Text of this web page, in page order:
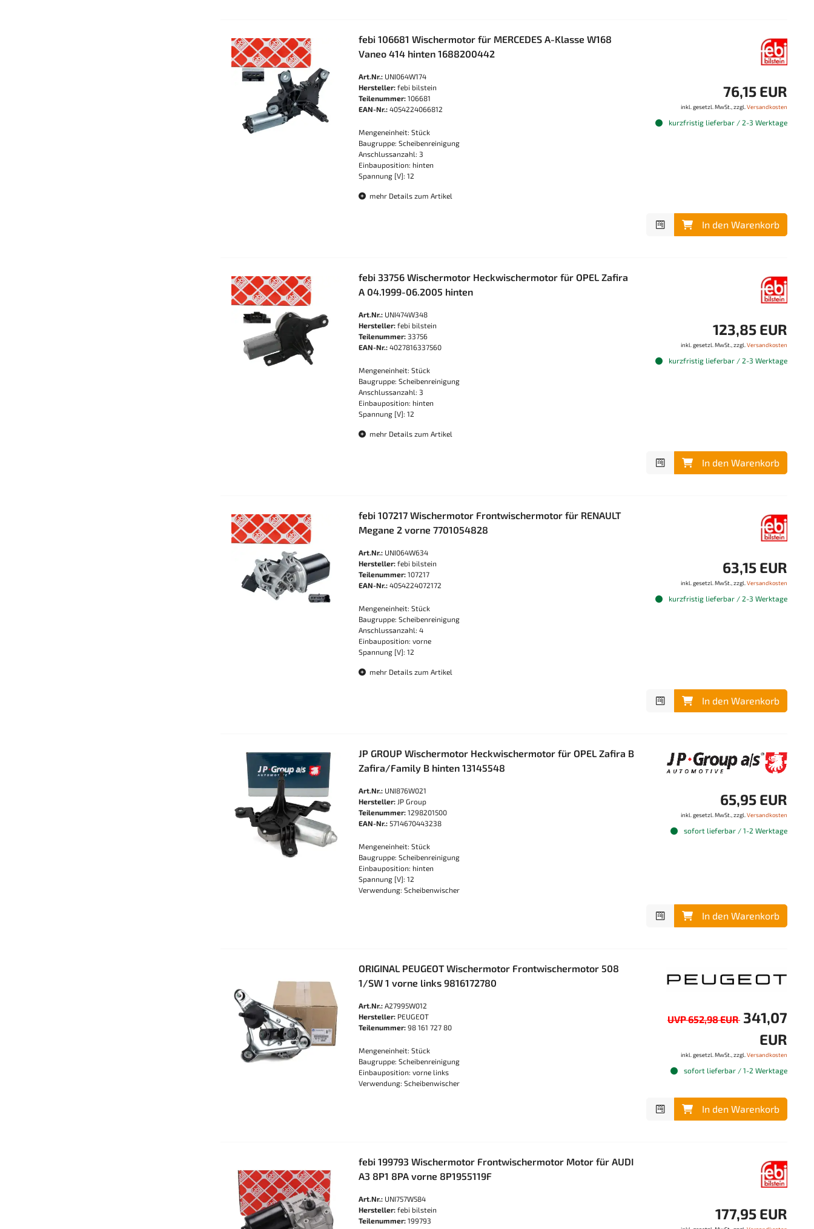
febi 106681 Wischermotor für MERCEDES A-Klasse W168
Vaneo 414 hinten 1688200442
Art.Nr.: UNI064W174
Hersteller: febi bilstein
Teilenummer: 106681
EAN-Nr.: 4054224066812
Mengeneinheit: Stück
Baugruppe: Scheibenreinigung
Anschlussanzahl: 3
Einbauposition: hinten
Spannung [V]: 12
mehr Details zum Artikel
76,15 EUR
inkl. gesetzl. MwSt., zzgl. Versandkosten
kurzfristig lieferbar / 2-3 Werktage
In den Warenkorb
febi 33756 Wischermotor Heckwischermotor für OPEL Zafira
A 04.1999-06.2005 hinten
Art.Nr.: UNI474W348
Hersteller: febi bilstein
Teilenummer: 33756
EAN-Nr.: 4027816337560
Mengeneinheit: Stück
Baugruppe: Scheibenreinigung
Anschlussanzahl: 3
Einbauposition: hinten
Spannung [V]: 12
mehr Details zum Artikel
123,85 EUR
inkl. gesetzl. MwSt., zzgl. Versandkosten
kurzfristig lieferbar / 2-3 Werktage
In den Warenkorb
febi 107217 Wischermotor Frontwischermotor für RENAULT
Megane 2 vorne 7701054828
Art.Nr.: UNI064W634
Hersteller: febi bilstein
Teilenummer: 107217
EAN-Nr.: 4054224072172
Mengeneinheit: Stück
Baugruppe: Scheibenreinigung
Anschlussanzahl: 4
Einbauposition: vorne
Spannung [V]: 12
mehr Details zum Artikel
63,15 EUR
inkl. gesetzl. MwSt., zzgl. Versandkosten
kurzfristig lieferbar / 2-3 Werktage
In den Warenkorb
JP GROUP Wischermotor Heckwischermotor für OPEL Zafira B
Zafira/Family B hinten 13145548
Art.Nr.: UNI876W021
Hersteller: JP Group
Teilenummer: 1298201500
EAN-Nr.: 5714670443238
Mengeneinheit: Stück
Baugruppe: Scheibenreinigung
Einbauposition: hinten
Spannung [V]: 12
Verwendung: Scheibenwischer
65,95 EUR
inkl. gesetzl. MwSt., zzgl. Versandkosten
sofort lieferbar / 1-2 Werktage
In den Warenkorb
ORIGINAL PEUGEOT Wischermotor Frontwischermotor 508
1/SW 1 vorne links 9816172780
Art.Nr.: A27995W012
Hersteller: PEUGEOT
Teilenummer: 98 161 727 80
Mengeneinheit: Stück
Baugruppe: Scheibenreinigung
Einbauposition: vorne links
Verwendung: Scheibenwischer
UVP 652,98 EUR 341,07
EUR
inkl. gesetzl. MwSt., zzgl. Versandkosten
sofort lieferbar / 1-2 Werktage
In den Warenkorb
febi 199793 Wischermotor Frontwischermotor Motor für AUDI
A3 8P1 8PA vorne 8P1955119F
Art.Nr.: UNI757W584
Hersteller: febi bilstein
Teilenummer: 199793
177,95 EUR